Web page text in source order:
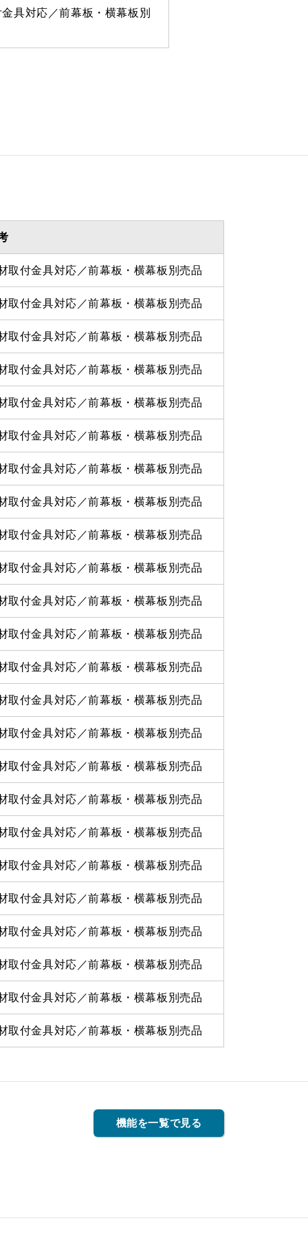
具対応／前幕板・横幕板別
取付金具対応／前幕板・横幕板別売品
取付金具対応／前幕板・横幕板別売品
取付金具対応／前幕板・横幕板別売品
取付金具対応／前幕板・横幕板別売品
取付金具対応／前幕板・横幕板別売品
取付金具対応／前幕板・横幕板別売品
取付金具対応／前幕板・横幕板別売品
取付金具対応／前幕板・横幕板別売品
取付金具対応／前幕板・横幕板別売品
取付金具対応／前幕板・横幕板別売品
取付金具対応／前幕板・横幕板別売品
取付金具対応／前幕板・横幕板別売品
取付金具対応／前幕板・横幕板別売品
取付金具対応／前幕板・横幕板別売品
取付金具対応／前幕板・横幕板別売品
取付金具対応／前幕板・横幕板別売品
取付金具対応／前幕板・横幕板別売品
取付金具対応／前幕板・横幕板別売品
取付金具対応／前幕板・横幕板別売品
取付金具対応／前幕板・横幕板別売品
取付金具対応／前幕板・横幕板別売品
取付金具対応／前幕板・横幕板別売品
取付金具対応／前幕板・横幕板別売品
取付金具対応／前幕板・横幕板別売品
機能を一覧で見る